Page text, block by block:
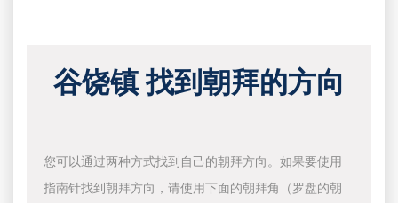
谷饶镇 找到朝拜的方向
您可以通过两种方式找到自己的朝拜方向。如果要使用
指南针找到朝拜方向，请使用下面的朝拜角（罗盘的朝